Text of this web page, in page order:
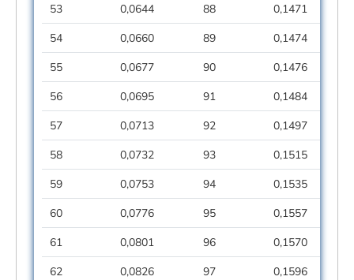
53
0,0644 88
0,1471
54
0,0660 89
0,1474
55
0,0677 90
0,1476
56
0,0695 91
0,1484
57
0,0713 92
0,1497
58
0,0732 93
0,1515
59
0,0753 94
0,1535
60
0,0776 95
0,1557
61
0,0801 96
0,1570
62
0,0826 97
0,1596